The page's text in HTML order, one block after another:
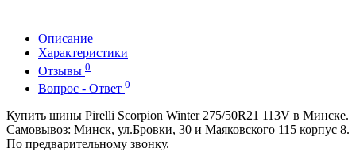
Описание
Характеристики
Отзывы 0
Вопрос - Ответ 0
Купить шины Pirelli Scorpion Winter 275/50R21 113V в Минске.
Самовывоз: Минск, ул.Бровки, 30 и Маяковского 115 корпус 8.
По предварительному звонку.